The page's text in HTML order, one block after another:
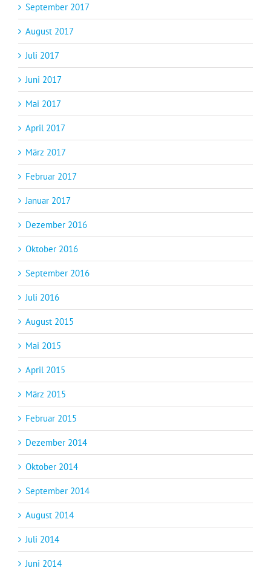
September 2017
August 2017
Juli 2017
Juni 2017
Mai 2017
April 2017
März 2017
Februar 2017
Januar 2017
Dezember 2016
Oktober 2016
September 2016
Juli 2016
August 2015
Mai 2015
April 2015
März 2015
Februar 2015
Dezember 2014
Oktober 2014
September 2014
August 2014
Juli 2014
Juni 2014